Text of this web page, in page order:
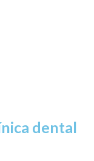
dental